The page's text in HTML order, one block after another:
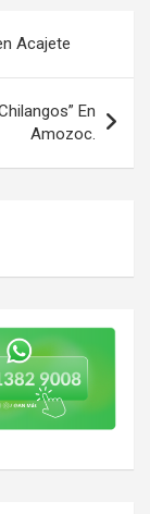
Acajete
En
Amozoc.